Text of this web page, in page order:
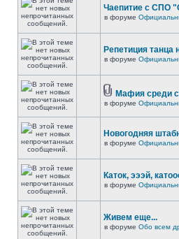
Чаепитие с СПО
в форуме
Репетиция
в форуме
Мафия среди
в форуме
Новогодняя
в форуме
Каток, эээй,
в форуме
Живем еще...
в форуме Обо всем